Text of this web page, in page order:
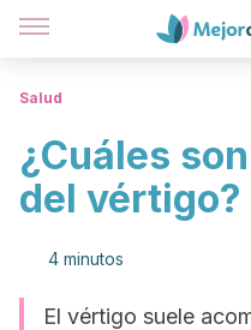
Salud
¿Cuáles
del vértigo?
4 minutos
El vértigo suele